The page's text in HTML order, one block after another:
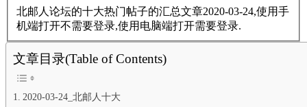
北邮人论坛的十大热门帖子的汇总文章2020-03-24,使用手
机端打开不需要登录,使用电脑端打开需要登录.
文章目录(Table of Contents)
2020-03-24_北邮人十大